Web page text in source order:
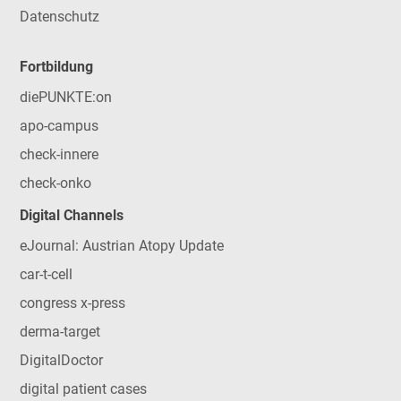
Datenschutz
Fortbildung
diePUNKTE:on
apo-campus
check-innere
check-onko
Digital Channels
eJournal: Austrian Atopy Update
car-t-cell
congress x-press
derma-target
DigitalDoctor
digital patient cases